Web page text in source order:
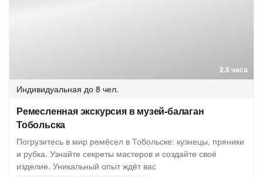
2.5 часа
Индивидуальная до 8 чел.
Ремесленная экскурсия в музей-балаган
Тобольска
Погрузитесь в мир ремёсел в Тобольске: кузнецы, пряники
и рубка. Узнайте секреты мастеров и создайте своё
изделие. Уникальный опыт ждёт вас